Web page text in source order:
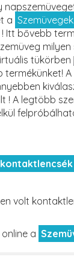
a
! Itt bővebb
milyen
tükörben
termékünket!
! A legtöbb
volt
a